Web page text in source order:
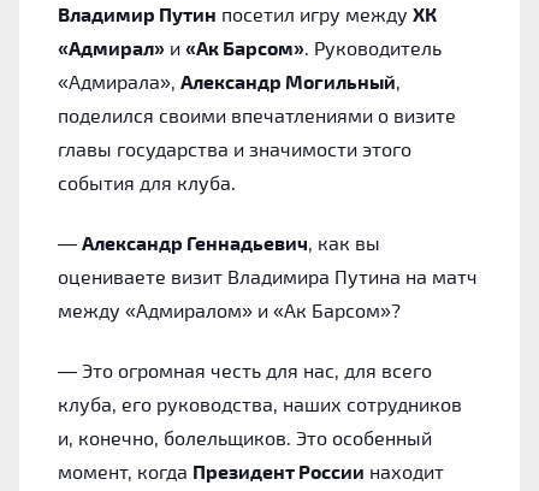
Владимир Путин посетил игру между ХК
«Адмирал» и «Ак Барсом» . Руководитель
«Адмирала», Александр Могильный
поделился своими впечатлениями о визите
главы государства и значимости этого
события для клуба.
— Александр Геннадьевич , как вы
оцениваете визит Владимира Путина на матч
между «Адмиралом» и «Ак Барсом»?
— Это огромная честь для нас, для всего
клуба, его руководства, наших сотрудников
и, конечно, болельщиков. Это особенный
момент, когда Президент России находит